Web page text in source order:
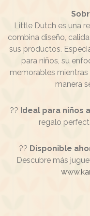
Little Dutch es una
combina diseño,
sus productos.
para niños, su
memorables
manera
?? Ideal para niños
regalo
?? Disponible
Descubre más